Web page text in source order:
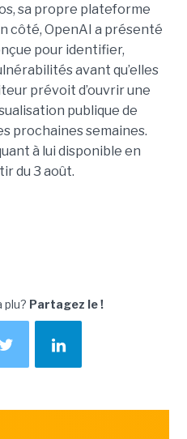
sa propre plateforme
côté, OpenAI a présenté
pour identifier,
avant qu’elles
prévoit d’ouvrir une
publique de
prochaines semaines.
à lui disponible en
du 3 août.
plu? Partagez le !